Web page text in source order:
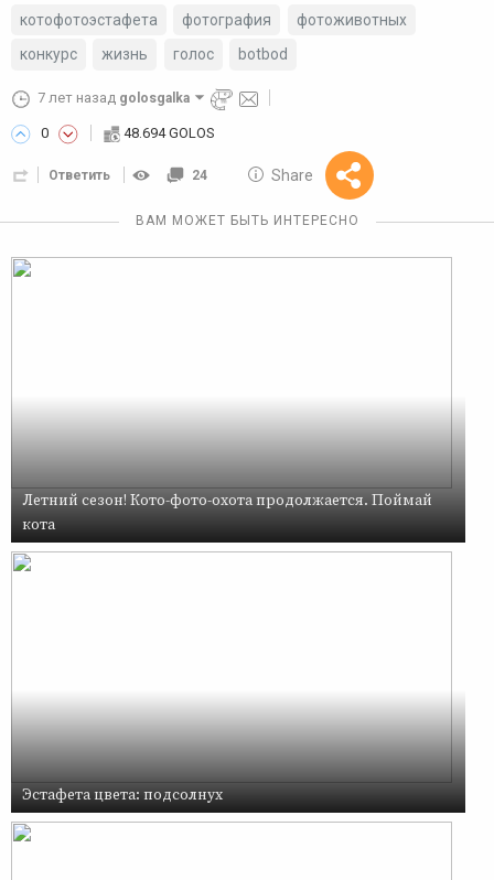
котофотоэстафета фотография
фотоживотных
конкурс
жизнь голос botbod
7 лет назад golosgalka
0 48.694 GOLOS
Ответить 24 Share
Reward
10 GOLOS
ВАМ МОЖЕТ БЫТЬ ИНТЕРЕСНО
Летний сезон! Кото-фото-охота продолжается. Поймай
кота
Эстафета цвета: подсолнух